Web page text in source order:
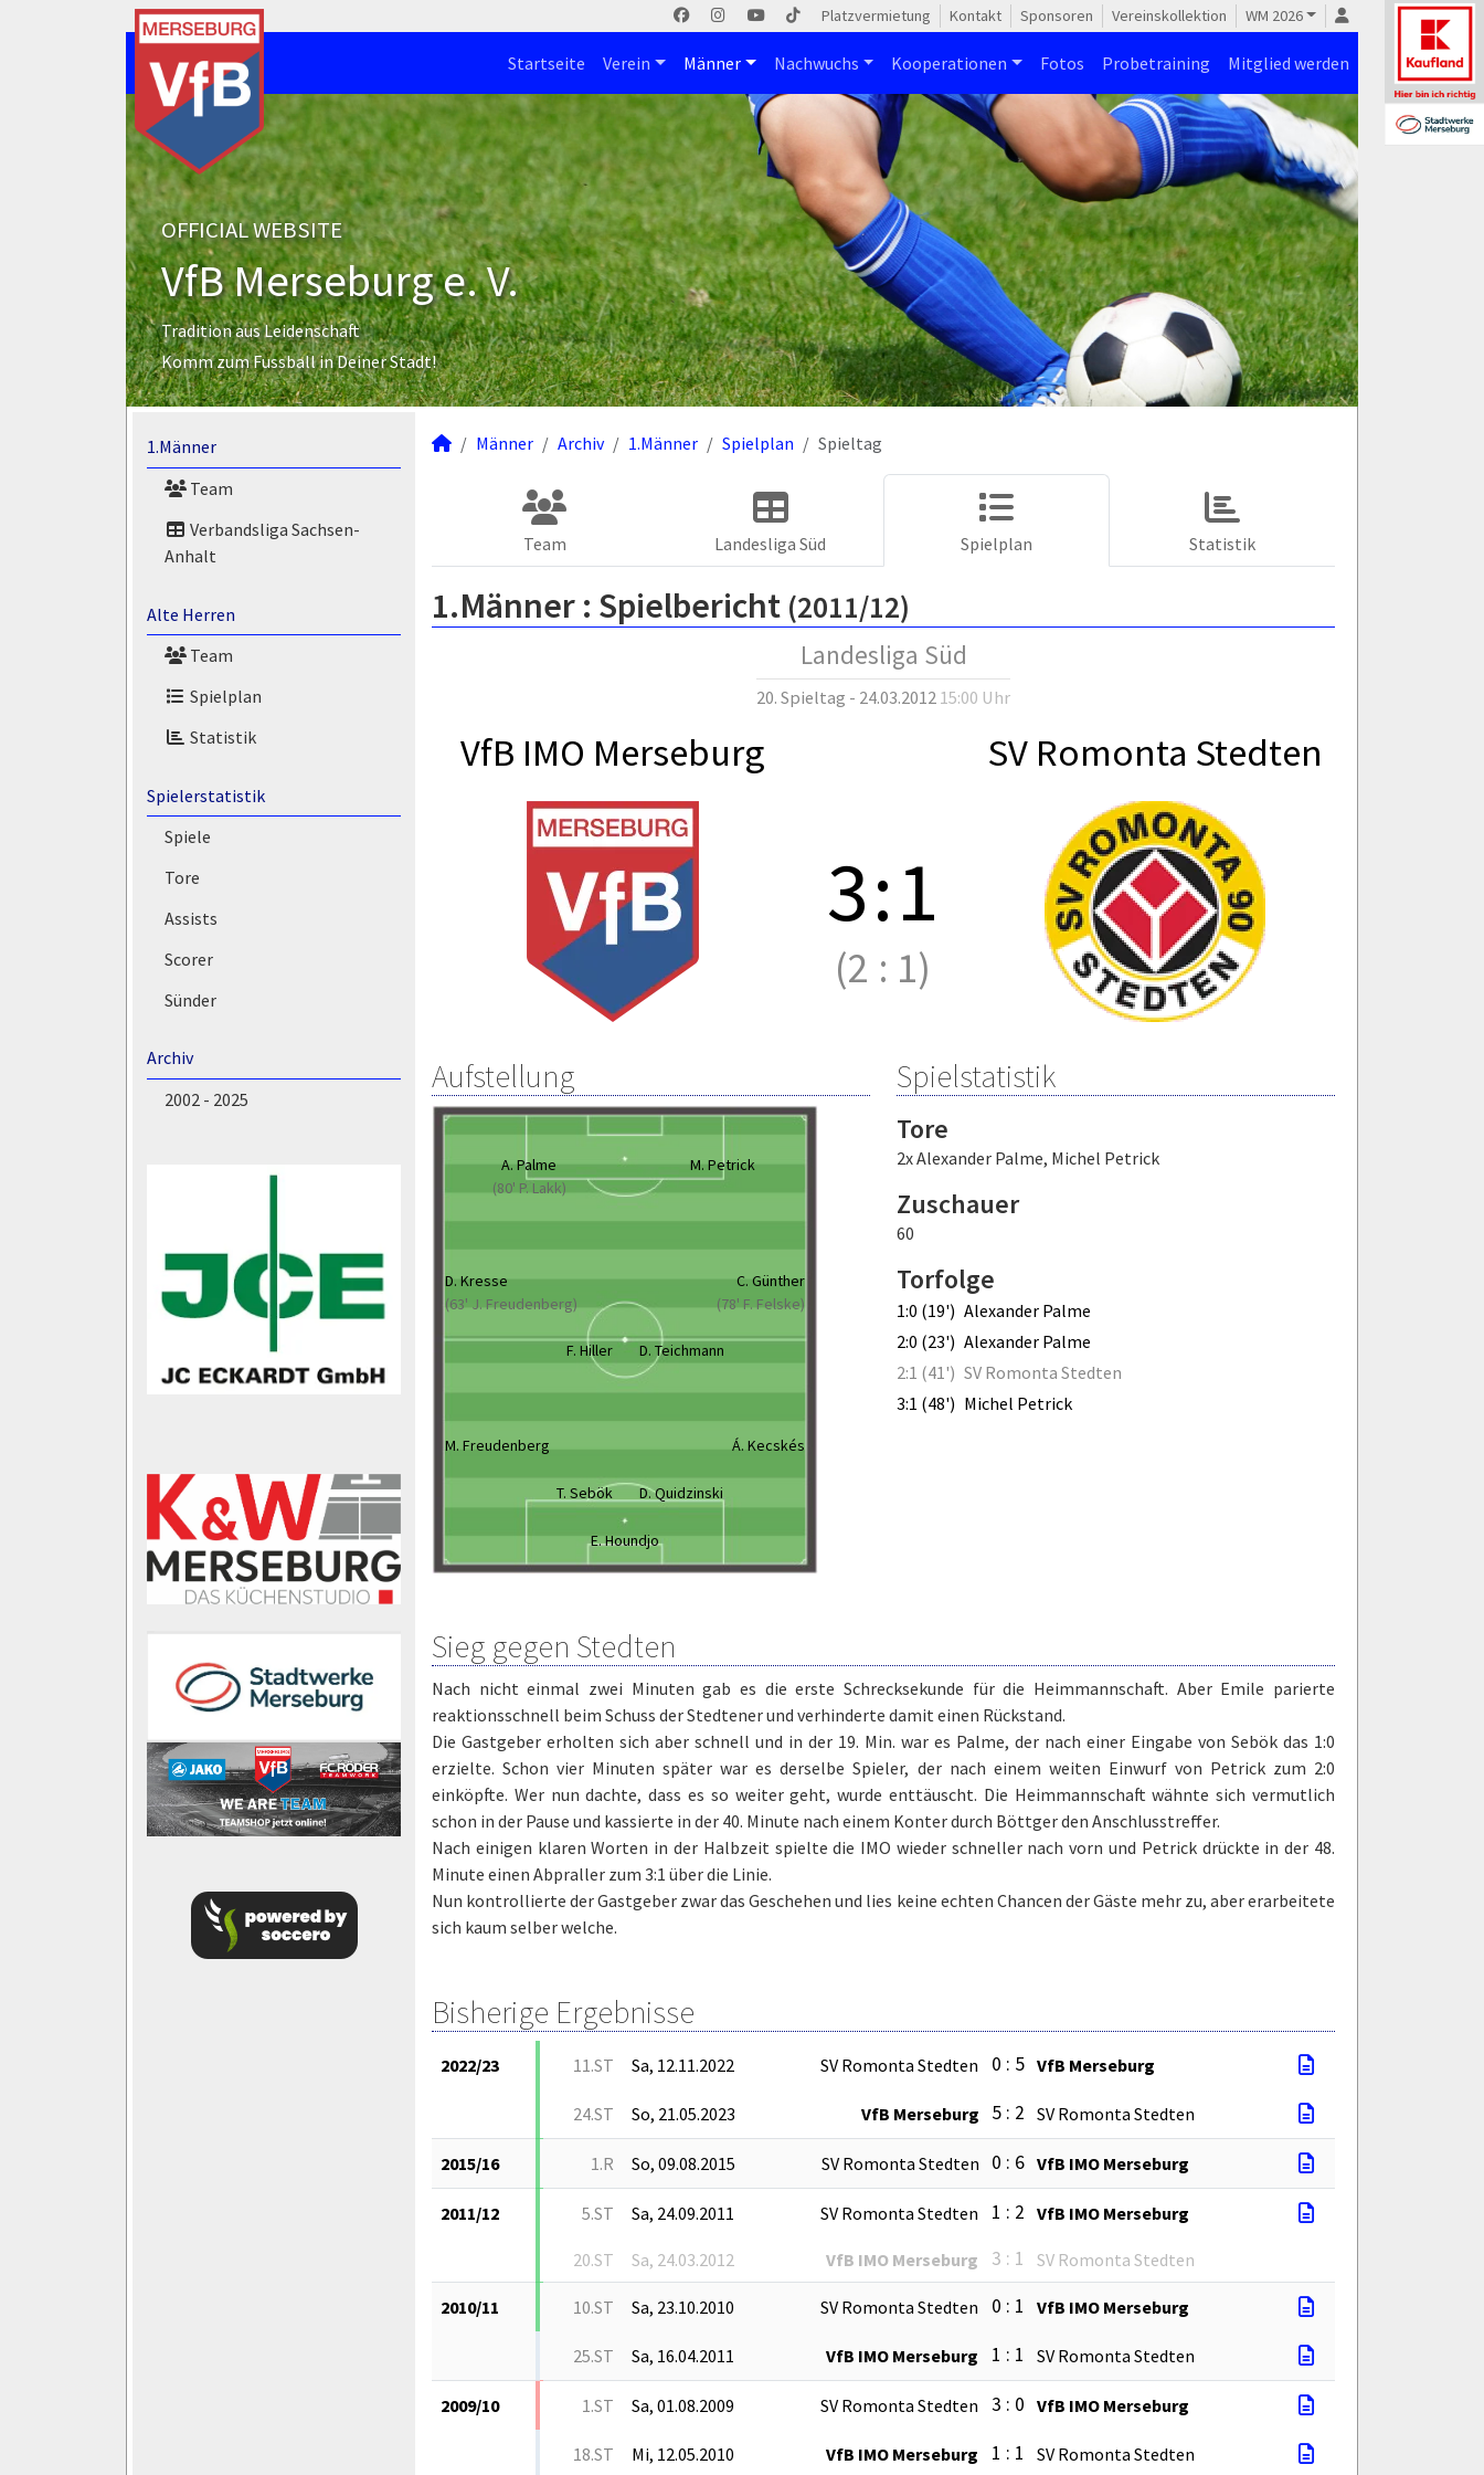
Platzvermietung Kontakt Sponsoren Vereinskollektion WM 2026
Startseite Verein Männer Nachwuchs Kooperationen Fotos Probetraining Mitglied werden
OFFICIAL WEBSITE
VfB Merseburg e. V.
Tradition aus Leidenschaft
Komm zum Fussball in Deiner Stadt!
1.Männer
Team
Verbandsliga Sachsen-
Anhalt
Alte Herren
Team
Spielplan
Statistik
Spielerstatistik
Spiele
Tore
Assists
Scorer
Sünder
Archiv
2002 - 2025
Männer Archiv 1.Männer Spielplan Spieltag
Team Landesliga Süd Spielplan Statistik
1.Männer : Spielbericht (2011/12)
Landesliga Süd
20. Spieltag - 24.03.2012 15:00 Uhr
VfB IMO Merseburg SV Romonta Stedten
3:1
(2 : 1)
Aufstellung
A. Palme
(80' P. Lakk)
M. Petrick
D. Kresse
(63' J. Freudenberg)
C. Günther
(78' F. Felske)
F. Hiller D. Teichmann
M. Freudenberg Á. Kecskés
T. Sebök D. Quidzinski
E. Houndjo
Spielstatistik
Tore
2x Alexander Palme, Michel Petrick
Zuschauer
60
Torfolge
1:0 (19') Alexander Palme
2:0 (23') Alexander Palme
2:1 (41') SV Romonta Stedten
3:1 (48') Michel Petrick
Sieg gegen Stedten
Nach nicht einmal zwei Minuten gab es die erste Schrecksekunde für die Heimmannschaft. Aber Emile parierte
reaktionsschnell beim Schuss der Stedtener und verhinderte damit einen Rückstand.
Die Gastgeber erholten sich aber schnell und in der 19. Min. war es Palme, der nach einer Eingabe von Sebök das 1:0
erzielte. Schon vier Minuten später war es derselbe Spieler, der nach einem weiten Einwurf von Petrick zum 2:0
einköpfte. Wer nun dachte, dass es so weiter geht, wurde enttäuscht. Die Heimmannschaft wähnte sich vermutlich
schon in der Pause und kassierte in der 40. Minute nach einem Konter durch Böttger den Anschlusstreffer.
Nach einigen klaren Worten in der Halbzeit spielte die IMO wieder schneller nach vorn und Petrick drückte in der 48.
Minute einen Abpraller zum 3:1 über die Linie.
Nun kontrollierte der Gastgeber zwar das Geschehen und lies keine echten Chancen der Gäste mehr zu, aber erarbeitete
sich kaum selber welche.
Bisherige Ergebnisse
2022/23 11.ST Sa, 12.11.2022 SV Romonta Stedten 0 : 5 VfB Merseburg
24.ST So, 21.05.2023 VfB Merseburg 5 : 2 SV Romonta Stedten
2015/16 1.R So, 09.08.2015 SV Romonta Stedten 0 : 6 VfB IMO Merseburg
2011/12 5.ST Sa, 24.09.2011 SV Romonta Stedten 1 : 2 VfB IMO Merseburg
20.ST Sa, 24.03.2012 VfB IMO Merseburg 3 : 1 SV Romonta Stedten
2010/11 10.ST Sa, 23.10.2010 SV Romonta Stedten 0 : 1 VfB IMO Merseburg
25.ST Sa, 16.04.2011 VfB IMO Merseburg 1 : 1 SV Romonta Stedten
2009/10 1.ST Sa, 01.08.2009 SV Romonta Stedten 3 : 0 VfB IMO Merseburg
18.ST Mi, 12.05.2010 VfB IMO Merseburg 1 : 1 SV Romonta Stedten